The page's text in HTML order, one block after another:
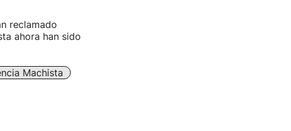
reclamado
ahora han sido
Machista